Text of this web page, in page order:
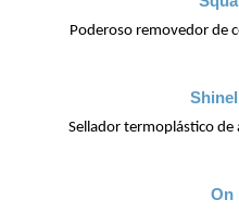
Poderoso removedor de
Sellador termoplástico
On